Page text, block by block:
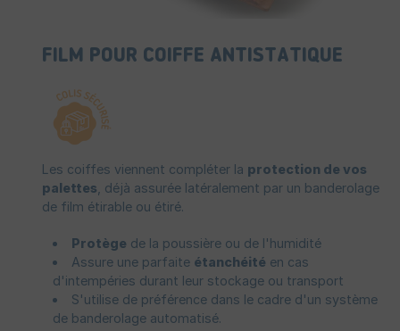
FILM POUR COIFFE ANTISTATIQUE
Les coiffes viennent compléter la protection de vos
palettes , déjà assurée latéralement par un banderolage
de film étirable ou étiré.
Protège de la poussière ou de l'humidité
Assure une parfaite étanchéité en cas
d'intempéries durant leur stockage ou transport
S'utilise de préférence dans le cadre d'un système
de banderolage automatisé.